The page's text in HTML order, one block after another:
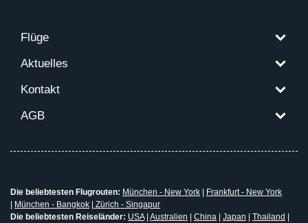
Flüge
Aktuelles
Kontakt
AGB
Die beliebtesten Flugrouten: München - New York
Frankfurt - New York
München - Bangkok
Zürich - Singapur
Die beliebtesten Reiseländer: USA| Australien China Japan Thailand